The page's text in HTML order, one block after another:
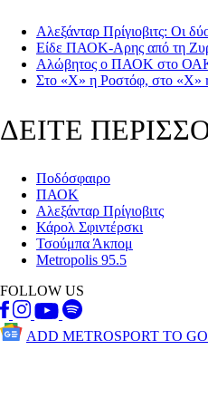
Αλεξάνταρ Πρίγιοβιτς: Οι
Είδε ΠΑΟΚ-Αρης από τη
Αλώβητος ο ΠΑΟΚ στο
Στο «Χ» η Ροστόφ, στο
ΔΕΙΤΕ
Ποδόσφαιρο
ΠΑΟΚ
Αλεξάνταρ Πρίγιοβιτς
Κάρολ Σφιντέρσκι
Τσούμπα Άκπομ
Metropolis 95.5
FOLLOW US
ADD METROSPORT TO